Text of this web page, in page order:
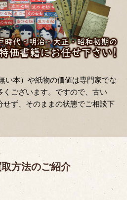
い本）や紙物の価値は専門家でな
くございます。ですので、古い
せず、そのままの状態でご相談下
方法のご紹介